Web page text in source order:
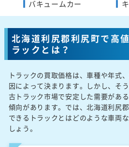
バキュームカー
北海道利尻郡利尻町で高
ラックとは？
トラックの買取価格は、車種や年式
因によって決まります。しかし、そ
古トラック市場で安定した需要があ
傾向があります。では、北海道利尻
できるトラックとはどのような車両
しょう。